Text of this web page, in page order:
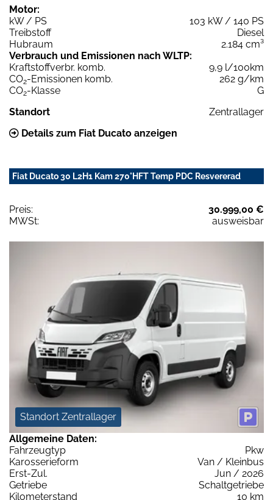
Motor:
kW / PS
103 kW / 140 PS
Treibstoff
Diesel
Hubraum
2.184 cm³
Verbrauch und Emissionen nach WLTP:
Kraftstoffverbr. komb.
9,9 l/100km
CO2-Emissionen komb.
262 g/km
CO2-Klasse
G
Standort
Zentrallager
Details zum Fiat Ducato anzeigen
Fiat Ducato 30 L2H1 Kam 270°HFT Temp PDC Resvererad
Preis:
30.999,00 €
MWSt:
ausweisbar
Standort Zentrallager
Allgemeine Daten:
Fahrzeugtyp
Pkw
Karosserieform
Van / Kleinbus
Erst-Zul.
Jun / 2026
Getriebe
Schaltgetriebe
Kilometerstand
10 km